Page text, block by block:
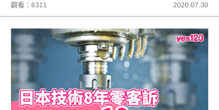
觀看：6311 2020.07.30